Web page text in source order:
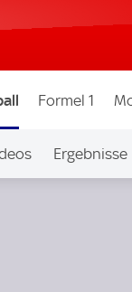
Formel 1
Ergebnisse